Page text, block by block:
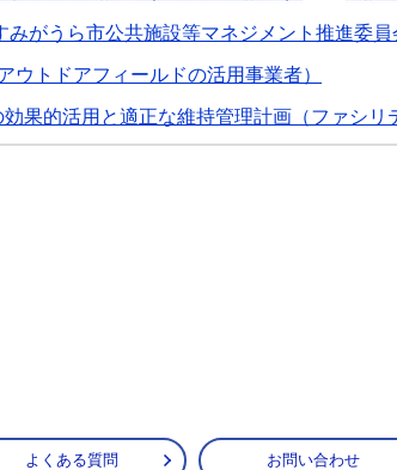
みがうら市公共施設等マネジメント推進委員
ウトドアフィールドの活用事業者）
果的活用と適正な維持管理計画（ファシ
よくある質問 お問い合わせ